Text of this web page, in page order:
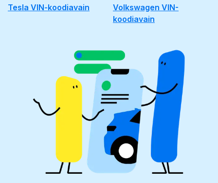
Tesla VIN-koodiavain
Volkswagen VIN-
koodiavain